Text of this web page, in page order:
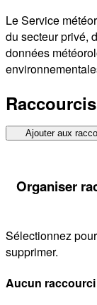
Le Service
du secteur privé,
données
Ajouter aux
Organiser
Sélectionnez
supprimer.
Aucun raccourci